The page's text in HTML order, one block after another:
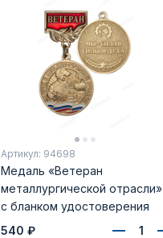
Артикул: 94698
Медаль «Ветеран
металлургической отрасли»
с бланком удостоверения
540 ₽